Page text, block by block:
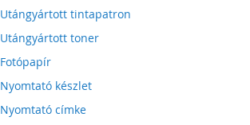
Utángyártott tintapatron
Utángyártott toner
Fotópapír
Nyomtató készlet
Nyomtató címke